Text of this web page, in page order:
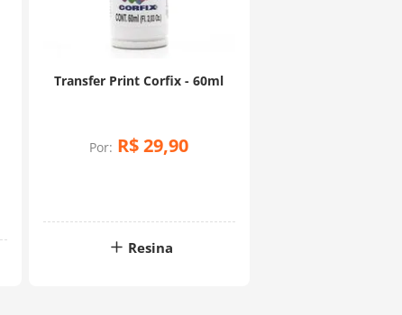
Transfer Print Corfix - 60ml
Por: R$29,90
Resina